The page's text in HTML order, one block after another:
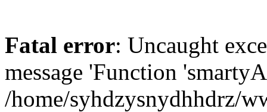
Fatal error: Uncaught
message 'Function
/home/syhdzysnydhhdrz/